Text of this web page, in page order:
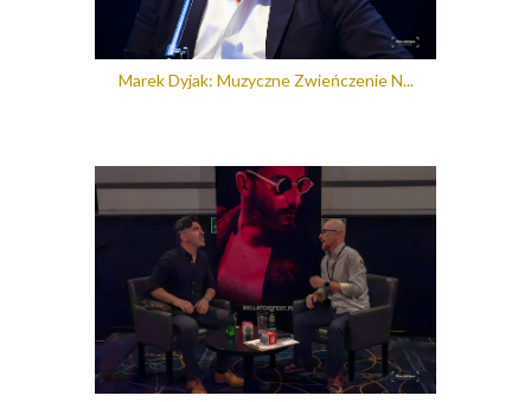
Marek Dyjak: Muzyczne Zwieńczenie N...